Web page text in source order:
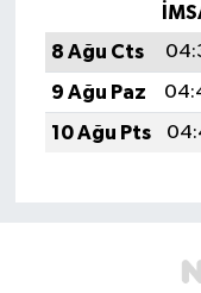
8 Ağu Cts
9 Ağu Paz
10 Ağu Pts